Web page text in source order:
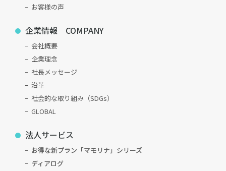
お客様の声
企業情報 COMPANY
会社概要
企業理念
社長メッセージ
沿革
社会的な取り組み（SDGs）
GLOBAL
法人サービス
お得な新プラン「マモリナ」シリーズ
ディアログ